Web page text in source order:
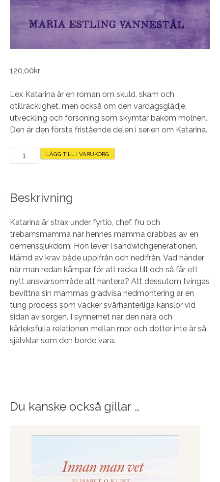
120,00kr
Lex Katarina är en roman om skuld, skam och
otillräcklighet, men också om den vardagsglädje,
utveckling och försoning som skymtar bakom molnen.
Den är den första fristående delen i serien om Katarina.
Katarina
LÄGG TILL I VARUKORG
Beskrivning
Katarina är strax under fyrtio, chef, fru och
trebarnsmamma när hennes mamma drabbas av en
demenssjukdom. Hon lever i sandwichgenerationen,
klämd av krav både uppifrån och nedifrån. Vad händer
när man redan kämpar för att räcka till och så får ett
nytt ansvarsområde att hantera? Att dessutom tvingas
bevittna sin mammas gradvisa nedmontering är en
tung process som väcker svårhanterliga känslor vid
sidan av sorgen. I synnerhet när den nära och
kärleksfulla relationen mellan mor och dotter inte är så
självklar som den borde vara.
Du kanske också gillar …